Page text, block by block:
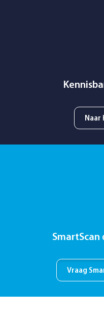
Naar
Vraag